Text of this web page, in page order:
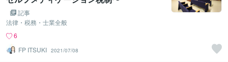
記事
法律・税務・士業全般
6
FP ITSUKI 2021/07/08